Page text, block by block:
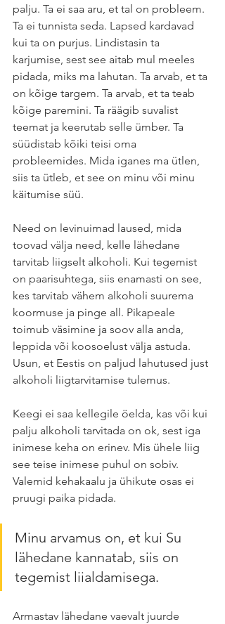
palju. Ta ei saa aru, et tal on probleem.
Ta ei tunnista seda. Lapsed kardavad
kui ta on purjus. Lindistasin ta
karjumise, sest see aitab mul meeles
pidada, miks ma lahutan. Ta arvab, et ta
on kõige targem. Ta arvab, et ta teab
kõige paremini. Ta räägib suvalist
teemat ja keerutab selle ümber. Ta
süüdistab kõiki teisi oma
probleemides. Mida iganes ma ütlen,
siis ta ütleb, et see on minu või minu
käitumise süü.
Need on levinuimad laused, mida
toovad välja need, kelle lähedane
tarvitab liigselt alkoholi. Kui tegemist
on paarisuhtega, siis enamasti on see,
kes tarvitab vähem alkoholi suurema
koormuse ja pinge all. Pikapeale
toimub väsimine ja soov alla anda,
leppida või koosoelust välja astuda.
Usun, et Eestis on paljud lahutused just
alkoholi liigtarvitamise tulemus.
Keegi ei saa kellegile öelda, kas või kui
palju alkoholi tarvitada on ok, sest iga
inimese keha on erinev. Mis ühele liig
see teise inimese puhul on sobiv.
Valemid kehakaalu ja ühikute osas ei
pruugi paika pidada.
Minu arvamus on, et kui Su
lähedane kannatab, siis on
tegemist liialdamisega.
Armastav lähedane vaevalt juurde